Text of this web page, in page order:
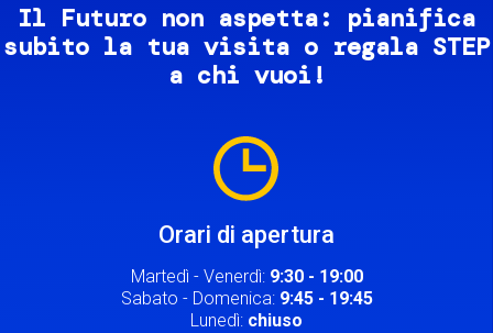
Il Futuro non aspetta: pianifica
subito la tua visita o regala STEP
a chi vuoi!
Orari di apertura
Martedì - Venerdì: 9:30 - 19:00
Sabato - Domenica: 9:45 - 19:45
Lunedì: chiuso